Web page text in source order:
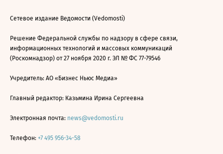
Сетевое издание Ведомости (Vedomosti)
Решение Федеральной службы по надзору в сфере связи,
информационных технологий и массовых коммуникаций
(Роскомнадзор) от 27 ноября 2020 г. ЭЛ № ФС 77-79546
Учредитель: АО «Бизнес Ньюс Медиа»
Главный редактор: Казьмина Ирина Сергеевна
Электронная почта: news@vedomosti.ru
Телефон: +7 495 956-34-58